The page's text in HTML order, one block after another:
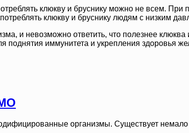
клюкву и бруснику можно не всем.
клюкву и бруснику людям с низким
и невозможно ответить, что полезнее
поднятия иммунитета и укрепления здоровья
организмы. Существует